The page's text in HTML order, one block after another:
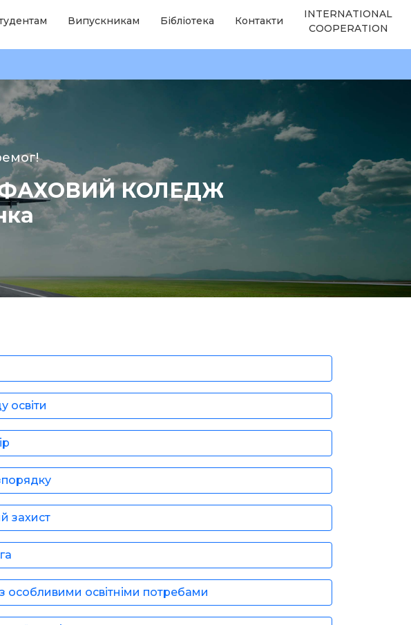
Випускникам Бібліотека Контакти
INTERNATIONAL
COOPERATION
ФАХОВИЙ КОЛЕДЖ
освіти
захист
особливими освітніми потребами